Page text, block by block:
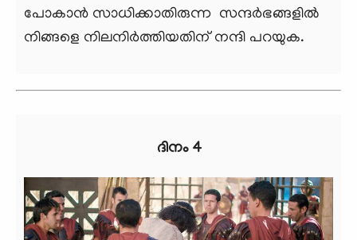
പോകാന്‍ സാധിക്കാതിരുന്ന സന്ദര്‍ഭങ്ങളില്‍
നിങ്ങളെ നിലനിര്‍ത്തിയതിന് നന്ദി പറയുക.
ദിനം 4